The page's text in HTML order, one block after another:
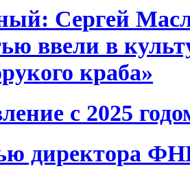
Сергей
ввели в
краба»
с 2025
директора